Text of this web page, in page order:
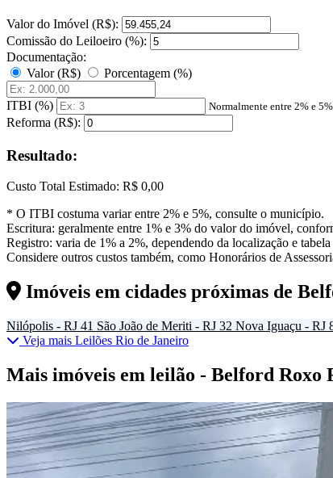
Valor do Imóvel (R$):
Comissão do Leiloeiro (%):
Documentação:
Valor (R$)
Porcentagem (%)
ITBI (%) Normalmente entre 2% e 5%
Reforma (R$):
Resultado:
Custo Total Estimado: R$ 0,00
* O ITBI costuma variar entre 2% e 5%, consulte o município.
Escritura: geralmente entre 1% e 3% do valor do imóvel,
Registro: varia de 1% a 2%, dependendo da localização e
Considere outros custos também, como Honorários de
Imóveis em cidades próximas de
Nilópolis - RJ 41 São João de Meriti - RJ 32 Nova Iguaçu - RJ
Veja mais Leilões Rio de Janeiro
Mais imóveis em leilão - Belford Roxo